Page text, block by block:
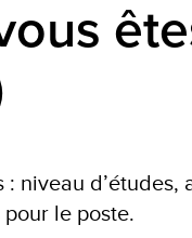
d’études,
le poste.